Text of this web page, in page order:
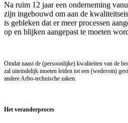
Na ruim 12 jaar een onderneming
zijn ingebouwd om aan de
is gebleken dat er meer processen
op en blijken aangepast te moeten
Omdat naast de (persoonlijke) kwaliteiten van de
zal uiteindelijk moeten leiden tot een (wederom)
andere Arbo-technische zaken.
Het veranderproces